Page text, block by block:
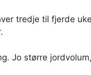
tredje til fjerde
Jo større